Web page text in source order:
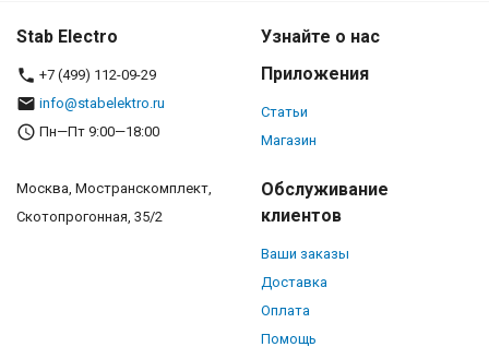
Stab Electro
+7 (499) 112-09-29
info@stabelektro.ru
Пн—Пт 9:00—18:00
Москва, Мостранскомплект,
Скотопрогонная, 35/2
Узнайте о нас
Приложения
Статьи
Магазин
Обслуживание
клиентов
Ваши заказы
Доставка
Оплата
Помощь